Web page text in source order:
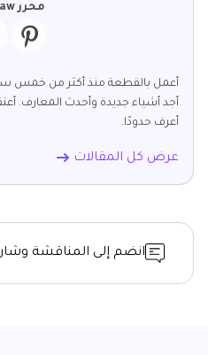
محرر HitPaw
أعمل بالقطعة منذ أكثر من خمس
أجد أشياء جديدة وأحدث المعارف.
أعرف حدودًا.
عرض كل المقالات
انضم إلى المناقشة